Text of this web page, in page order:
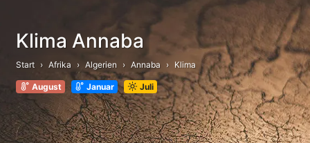
Klima Annaba
Start Afrika Algerien Annaba Klima
August Januar Juli